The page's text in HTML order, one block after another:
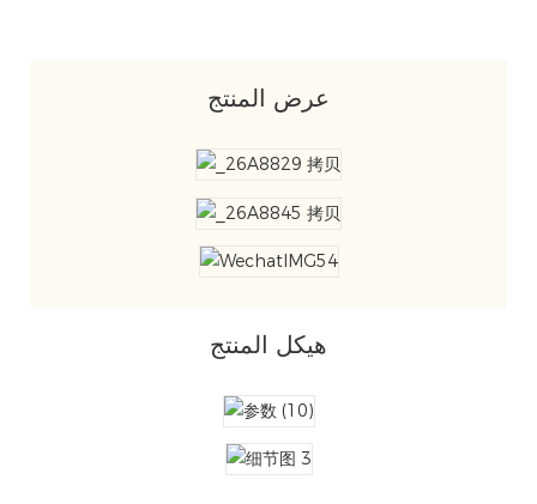
عرض المنتج
هيكل المنتج